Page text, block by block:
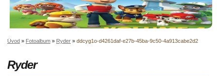
Úvod » Fotoalbum » Ryder » ddcyg1o-d4261daf-e27b-45ba-9c50-4a913cabe2d2
Ryder